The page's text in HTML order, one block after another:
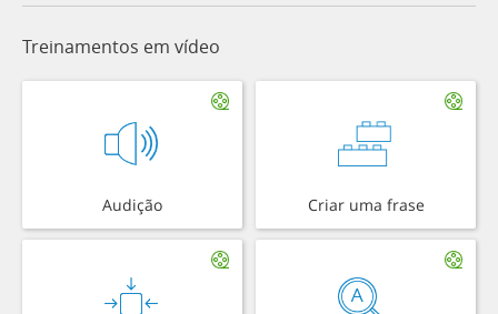
Treinamentos em vídeo
Audição Criar uma frase